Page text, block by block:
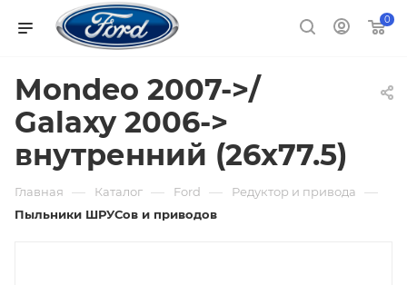
0
Mondeo 2007->/
Galaxy 2006->
внутренний (26x77.5)
Главная — Каталог — Ford — Редуктор и привода —
Пыльники ШРУСов и приводов